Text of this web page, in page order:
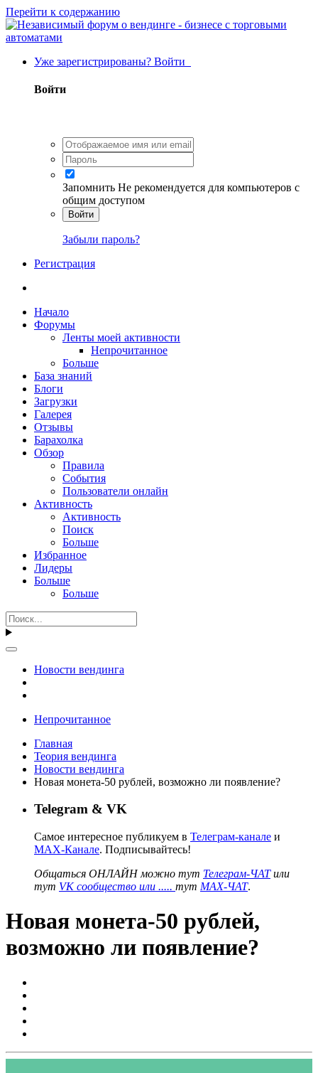
Перейти к содержанию
Уже зарегистрированы? Войти
Войти
Запомнить Не рекомендуется для компьютеров с
общим доступом
Войти
Забыли пароль?
Регистрация
Начало
Форумы
Ленты моей активности
Непрочитанное
Больше
База знаний
Блоги
Загрузки
Галерея
Отзывы
Барахолка
Обзор
Правила
События
Пользователи онлайн
Активность
Активность
Поиск
Больше
Избранное
Лидеры
Больше
Больше
Новости вендинга
Непрочитанное
Главная
Теория вендинга
Новости вендинга
Новая монета-50 рублей, возможно ли появление?
Telegram & VK
Самое интересное публикуем в Телеграм-канале и
MAX-Канале. Подписывайтесь!
Общаться ОНЛАЙН можно тут Телеграм-ЧАТили
тут VK сообщество или ..... тут MAX-ЧАТ.
Новая монета-50 рублей,
возможно ли появление?